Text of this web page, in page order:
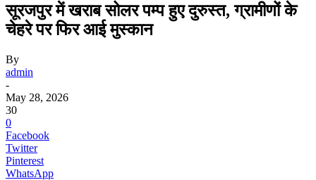
सूरजपुर में खराब सोलर पम्प हुए दुरुस्त, ग्रामीणों के
चेहरे पर फिर आई मुस्कान
By
admin
-
May 28, 2026
30
0
Facebook
Twitter
Pinterest
WhatsApp